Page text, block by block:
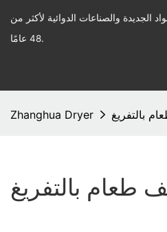
الجديدة والصناعات الدوائية لأكثر من
48 عامًا.
Zhanghua Dryer بالتفريغ
طعام بالتفريغ